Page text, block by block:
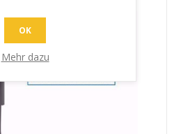
OK
Mehr dazu